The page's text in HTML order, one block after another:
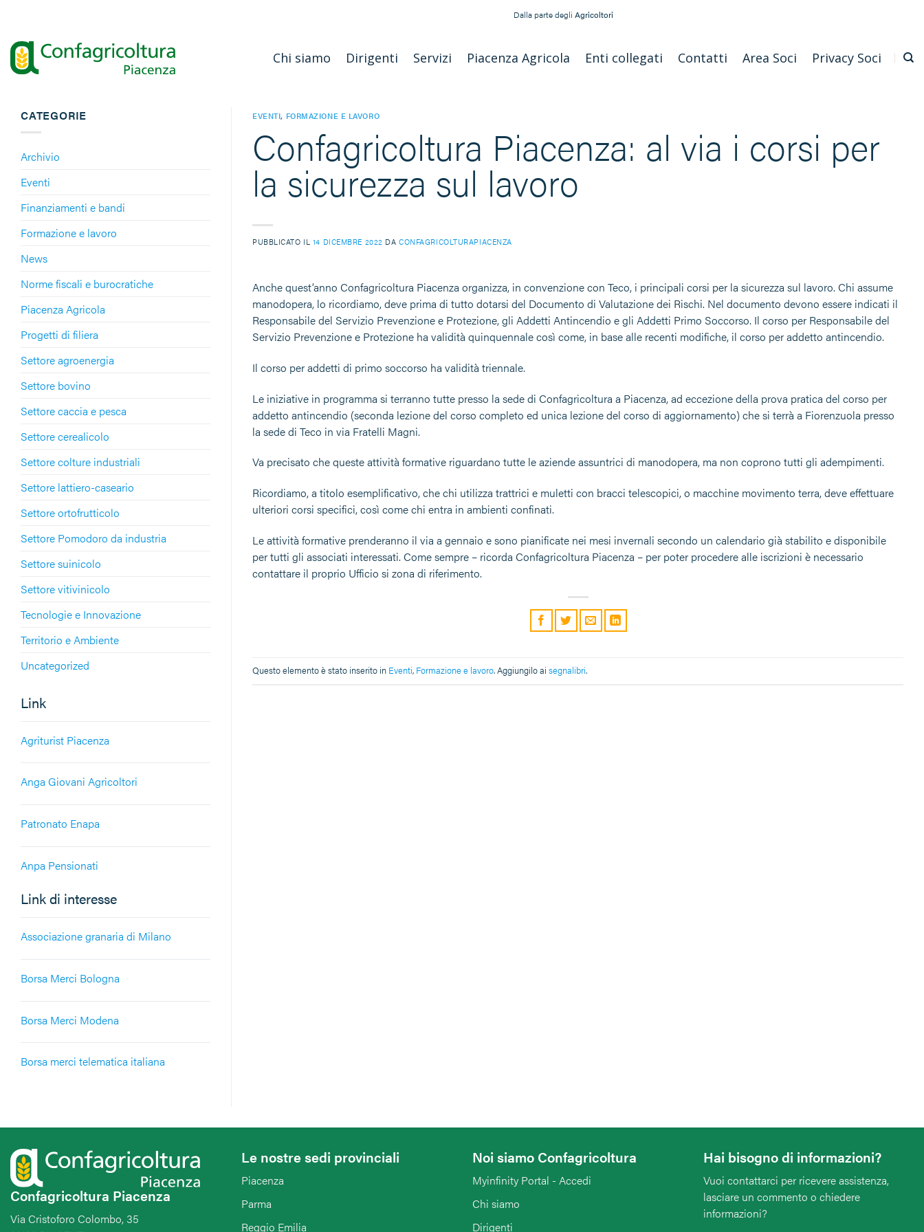
contenuti
Dalla parte degli Agricoltori
Chi siamo Dirigenti Servizi Piacenza Agricola Enti collegati Contatti Area Soci Privacy Soci
CATEGORIE
Archivio
Eventi
Finanziamenti e bandi
Formazione e lavoro
News
Norme fiscali e burocratiche
Piacenza Agricola
Progetti di filiera
Settore agroenergia
Settore bovino
Settore caccia e pesca
Settore cerealicolo
Settore colture industriali
Settore lattiero-caseario
Settore ortofrutticolo
Settore Pomodoro da industria
Settore suinicolo
Settore vitivinicolo
Tecnologie e Innovazione
Territorio e Ambiente
Uncategorized
Link
Agriturist Piacenza
Anga Giovani Agricoltori
Patronato Enapa
Anpa Pensionati
Link di interesse
Associazione granaria di Milano
Borsa Merci Bologna
Borsa Merci Modena
Borsa merci telematica italiana
EVENTI, FORMAZIONE E LAVORO
Confagricoltura Piacenza: al via i corsi per
la sicurezza sul lavoro
PUBBLICATO IL 14 DICEMBRE 2022 DACONFAGRICOLTURAPIACENZA
Anche quest’anno Confagricoltura Piacenza organizza, in convenzione con Teco, i principali corsi per la sicurezza sul lavoro. Chi assume
manodopera, lo ricordiamo, deve prima di tutto dotarsi del Documento di Valutazione dei Rischi. Nel documento devono essere indicati il
Responsabile del Servizio Prevenzione e Protezione, gli Addetti Antincendio e gli Addetti Primo Soccorso. Il corso per Responsabile del
Servizio Prevenzione e Protezione ha validità quinquennale così come, in base alle recenti modifiche, il corso per addetto antincendio.
Il corso per addetti di primo soccorso ha validità triennale.
Le iniziative in programma si terranno tutte presso la sede di Confagricoltura a Piacenza, ad eccezione della prova pratica del corso per
addetto antincendio (seconda lezione del corso completo ed unica lezione del corso di aggiornamento) che si terrà a Fiorenzuola presso
la sede di Teco in via Fratelli Magni.
Va precisato che queste attività formative riguardano tutte le aziende assuntrici di manodopera, ma non coprono tutti gli adempimenti.
Ricordiamo, a titolo esemplificativo, che chi utilizza trattrici e muletti con bracci telescopici, o macchine movimento terra, deve effettuare
ulteriori corsi specifici, così come chi entra in ambienti confinati.
Le attività formative prenderanno il via a gennaio e sono pianificate nei mesi invernali secondo un calendario già stabilito e disponibile
per tutti gli associati interessati. Come sempre – ricorda Confagricoltura Piacenza – per poter procedere alle iscrizioni è necessario
contattare il proprio Ufficio si zona di riferimento.
Questo elemento è stato inserito in Eventi, Formazione e lavoro. Aggiungilo ai segnalibri.
Confagricoltura Piacenza
Via Cristoforo Colombo, 35
Le nostre sedi provinciali
Piacenza
Parma
Reggio Emilia
Noi siamo Confagricoltura
Myinfinity Portal - Accedi
Chi siamo
Dirigenti
Hai bisogno di informazioni?
Vuoi contattarci per ricevere assistenza,
lasciare un commento o chiedere
informazioni?